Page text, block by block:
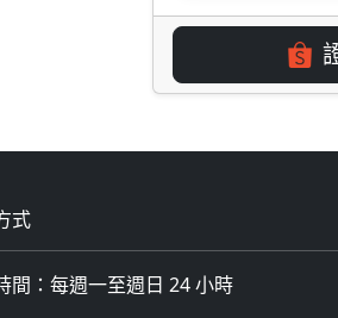
式
間：每週一至週日 24 小時